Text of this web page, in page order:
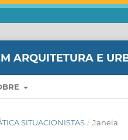
ARQUITETURA E
SITUACIONISTAS / Janela